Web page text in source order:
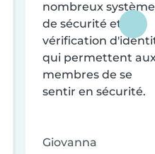
nombreux
de sécurité et de
vérification
qui permettent
membres de se
sentir en sécurité.
Giovanna